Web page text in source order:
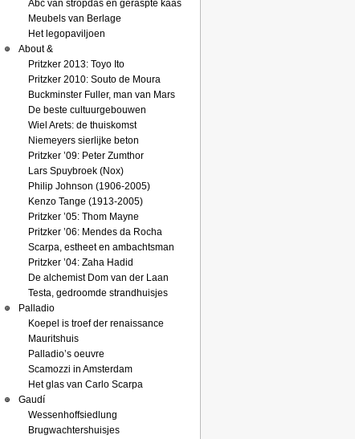
Abc van stropdas en geraspte kaas
Meubels van Berlage
Het legopaviljoen
About &
Pritzker 2013: Toyo Ito
Pritzker 2010: Souto de Moura
Buckminster Fuller, man van Mars
De beste cultuurgebouwen
Wiel Arets: de thuiskomst
Niemeyers sierlijke beton
Pritzker ’09: Peter Zumthor
Lars Spuybroek (Nox)
Philip Johnson (1906-2005)
Kenzo Tange (1913-2005)
Pritzker ’05: Thom Mayne
Pritzker ’06: Mendes da Rocha
Scarpa, estheet en ambachtsman
Pritzker ’04: Zaha Hadid
De alchemist Dom van der Laan
Testa, gedroomde strandhuisjes
Palladio
Koepel is troef der renaissance
Mauritshuis
Palladio’s oeuvre
Scamozzi in Amsterdam
Het glas van Carlo Scarpa
Gaudí
Wessenhoffsiedlung
Brugwachtershuisjes